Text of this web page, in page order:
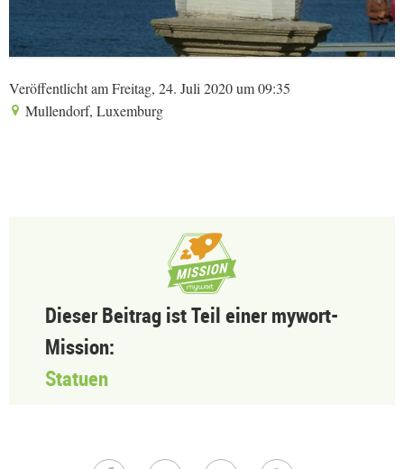
Veröffentlicht am Freitag, 24. Juli 2020 um 09:35
Mullendorf, Luxemburg
Dieser Beitrag ist Teil einer mywort-
Mission:
Statuen